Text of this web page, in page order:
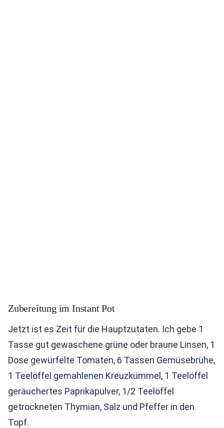
Zubereitung im Instant Pot
Jetzt ist es Zeit für die Hauptzutaten. Ich gebe 1
Tasse gut gewaschene grüne oder braune Linsen, 1
Dose gewürfelte Tomaten, 6 Tassen Gemüsebrühe,
1 Teelöffel gemahlenen Kreuzkümmel, 1 Teelöffel
geräuchertes Paprikapulver, 1/2 Teelöffel
getrockneten Thymian, Salz und Pfeffer in den
Topf.